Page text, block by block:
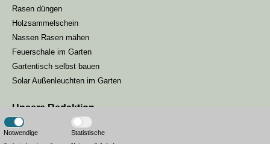
Rasen düngen
Holzsammelschein
Nassen Rasen mähen
Feuerschale im Garten
Gartentisch selbst bauen
Solar Außenleuchten im Garten
Unsere Redaktion
Unsere Gartenmagazin-Redaktion besteht aus drei Redakteuren, die
Notwendige Statistische